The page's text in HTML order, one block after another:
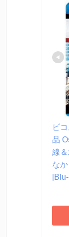
ビ
品
線
な